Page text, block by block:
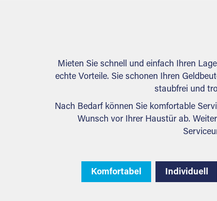
Mieten Sie schnell und einfach Ihren
echte Vorteile. Sie schonen Ihren
staubfrei und
Nach Bedarf können Sie komfortable
Wunsch vor Ihrer Haustür ab.
Komfortabel Individuell